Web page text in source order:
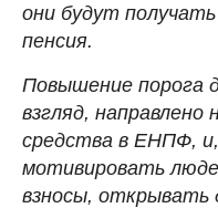
они будут
пенсия.
Повышение порога
взгляд,
средства в ЕНПФ,
мотивировать
взносы, открывать